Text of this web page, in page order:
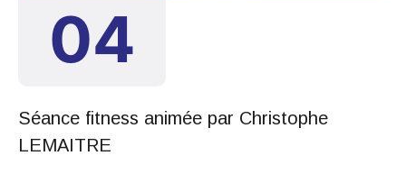
04
Séance fitness animée par Christophe
LEMAITRE